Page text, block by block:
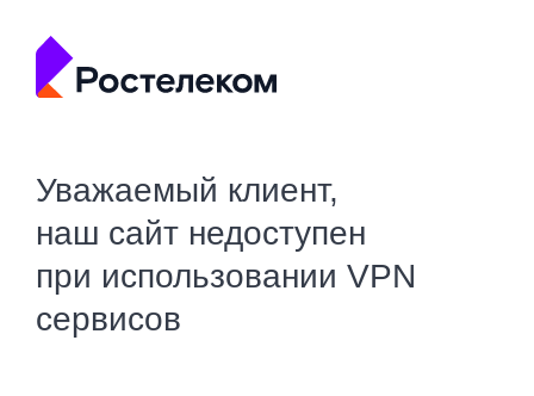
Уважаемый клиент,
наш сайт недоступен
при использовании VPN
сервисов